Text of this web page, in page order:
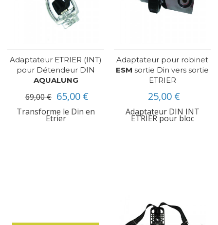
Adaptateur ETRIER (INT)
pour Détendeur DIN
AQUALUNG
69,00 € 65,00 €
Transforme le Din en
Etrier
Adaptateur pour robinet
ESM sortie Din vers sortie
ETRIER
25,00 €
Adaptateur DIN INT
ETRIER pour bloc